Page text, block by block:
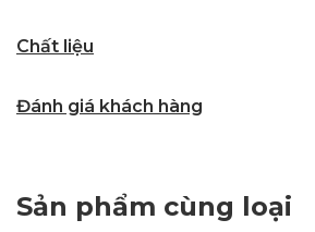
Chất liệu
Đánh giá khách hàng
Sản phẩm cùng loại